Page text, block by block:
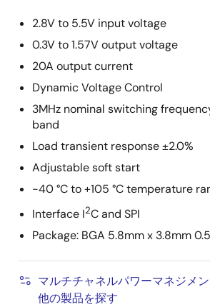
2.8V to 5.5V input voltage
0.3V to 1.57V output voltage
20A output current
Dynamic Voltage Control
3MHz nominal switching
band
Load transient response ±2.0%
Adjustable soft start
-40 °C to +105 °C temperature
Interface I2C and SPI
Package: BGA 5.8mm x 3.8mm
マルチチャネルパワーマネジメ
他の製品を探す